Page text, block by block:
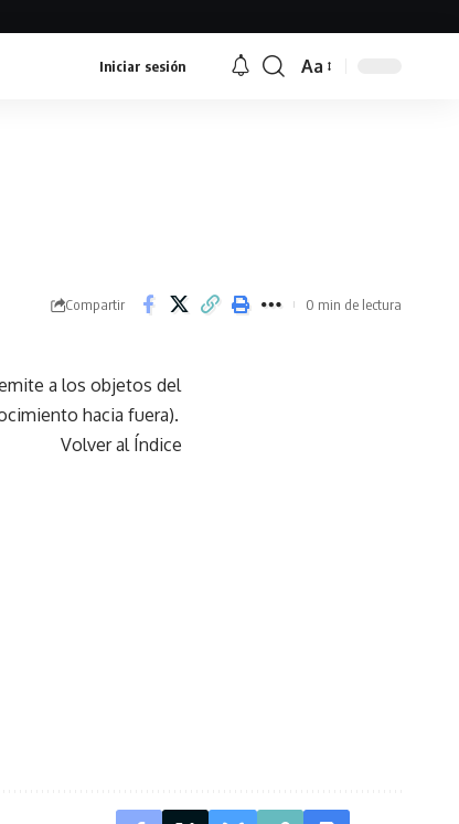
Iniciar sesión
Font
Aa
Compartir 0 min de lectura
a los objetos del
hacia fuera).
Volver al Índice